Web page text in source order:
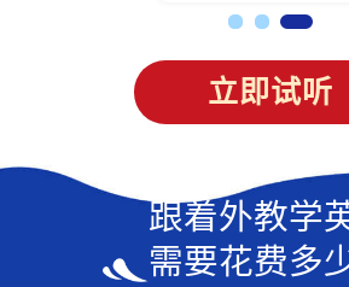
立即试听
跟着外教学
需要花费多